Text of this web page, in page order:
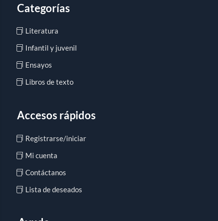
Categorías
Literatura
Infantil y juvenil
Ensayos
Libros de texto
Accesos rápidos
Registrarse/iniciar
Mi cuenta
Contáctanos
Lista de deseados